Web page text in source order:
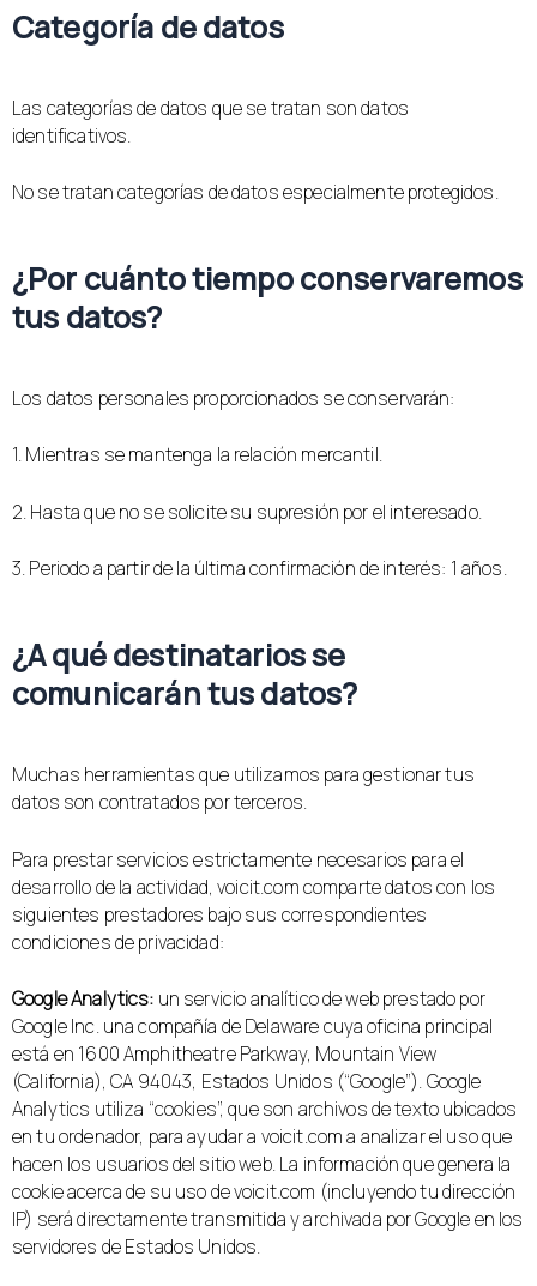
Categoría de datos
Las categorías de datos que se tratan son datos
identificativos.
No se tratan categorías de datos especialmente protegidos.
¿Por cuánto tiempo conservaremos
tus datos?
Los datos personales proporcionados se conservarán:
1. Mientras se mantenga la relación mercantil.
2. Hasta que no se solicite su supresión por el interesado.
3. Periodo a partir de la última confirmación de interés: 1 años.
¿A qué destinatarios se
comunicarán tus datos?
Muchas herramientas que utilizamos para gestionar tus
datos son contratados por terceros.
Para prestar servicios estrictamente necesarios para el
desarrollo de la actividad, voicit.com comparte datos con los
siguientes prestadores bajo sus correspondientes
condiciones de privacidad:
Google Analytics: un servicio analítico de web prestado por
Google Inc. una compañía de Delaware cuya oficina principal
está en 1600 Amphitheatre Parkway, Mountain View
(California), CA 94043, Estados Unidos (“Google”). Google
Analytics utiliza “cookies”, que son archivos de texto ubicados
en tu ordenador, para ayudar a voicit.com a analizar el uso que
hacen los usuarios del sitio web. La información que genera la
cookie acerca de su uso de voicit.com (incluyendo tu dirección
IP) será directamente transmitida y archivada por Google en los
servidores de Estados Unidos.